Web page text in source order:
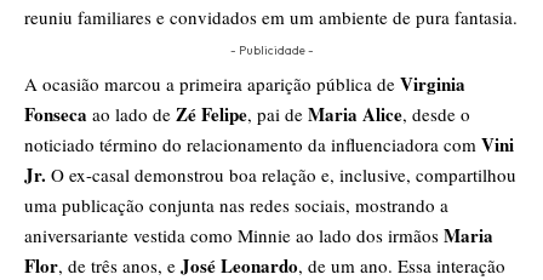
reuniu familiares e convidados em um ambiente de pura fantasia.
- Publicidade -
A ocasião marcou a primeira aparição pública de Virginia
Fonseca ao lado de Zé Felipe, pai de Maria Alice, desde o
noticiado término do relacionamento da influenciadora com Vini
Jr. O ex-casal demonstrou boa relação e, inclusive, compartilhou
uma publicação conjunta nas redes sociais, mostrando a
aniversariante vestida como Minnie ao lado dos irmãos Maria
Flor, de três anos, e José Leonardo, de um ano. Essa interação